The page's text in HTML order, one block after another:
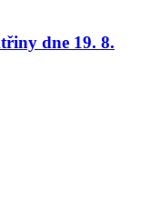
dne 19. 8.